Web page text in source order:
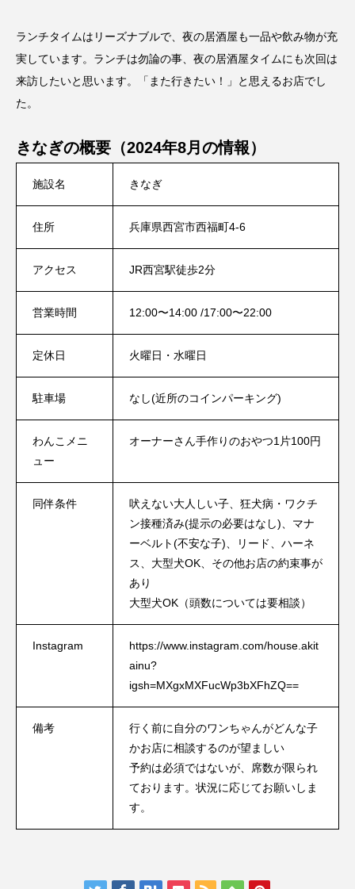
ランチタイムはリーズナブルで、夜の居酒屋も一品や飲み物が充
実しています。ランチは勿論の事、夜の居酒屋タイムにも次回は
来訪したいと思います。「また行きたい！」と思えるお店でし
た。
きなぎの概要（2024年8月の情報）
施設名 きなぎ
住所 兵庫県西宮市西福町4-6
アクセス JR西宮駅徒歩2分
営業時間 12:00〜14:00 /17:00〜22:00
定休日 火曜日・水曜日
駐車場 なし(近所のコインパーキング)
わんこメニ
ュー
オーナーさん手作りのおやつ1片100円
同伴条件
吠えない大人しい子、狂犬病・ワクチ
ン接種済み(提示の必要はなし)、マナ
ーベルト(不安な子)、リード、ハーネ
ス、大型犬OK、その他お店の約束事が
あり
大型犬OK（頭数については要相談）
Instagram
https://www.instagram.com/house.akit
ainu?
igsh=MXgxMXFucWp3bXFhZQ==
備考
行く前に自分のワンちゃんがどんな子
かお店に相談するのが望ましい
予約は必須ではないが、席数が限られ
ております。状況に応じてお願いしま
す。